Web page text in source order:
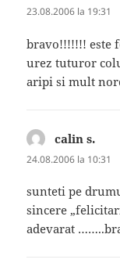
23.08.2006 la 19:31
bravo!!!!!!! este
urez tuturor
aripi si mult
calin s.
24.08.2006 la 10:31
sunteti pe
sincere
adevarat